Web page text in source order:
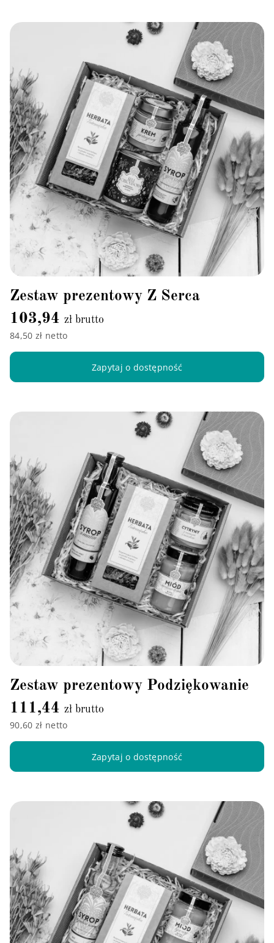
Zestaw prezentowy Z Serca
103,94 zł brutto
84,50 zł netto
Zapytaj o dostępność
Zestaw prezentowy Podziękowanie
111,44 zł brutto
90,60 zł netto
Zapytaj o dostępność